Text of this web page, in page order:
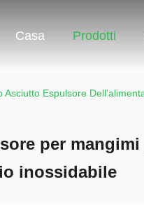
Casa Prodotti
Asciutto Espulsore
per
inossidabile